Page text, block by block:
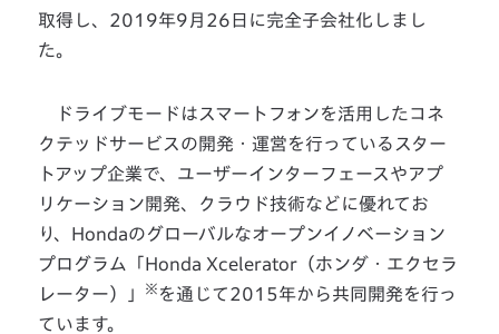
取得し、2019年9月26日に完全子会社化しまし
た。
ドライブモードはスマートフォンを活用したコネ
クテッドサービスの開発・運営を行っているスター
トアップ企業で、ユーザーインターフェースやアプ
リケーション開発、クラウド技術などに優れてお
り、Hondaのグローバルなオープンイノベーション
プログラム「Honda Xcelerator（ホンダ・エクセラ
レーター）」
※ を通じて2015年から共同開発を行っ
ています。